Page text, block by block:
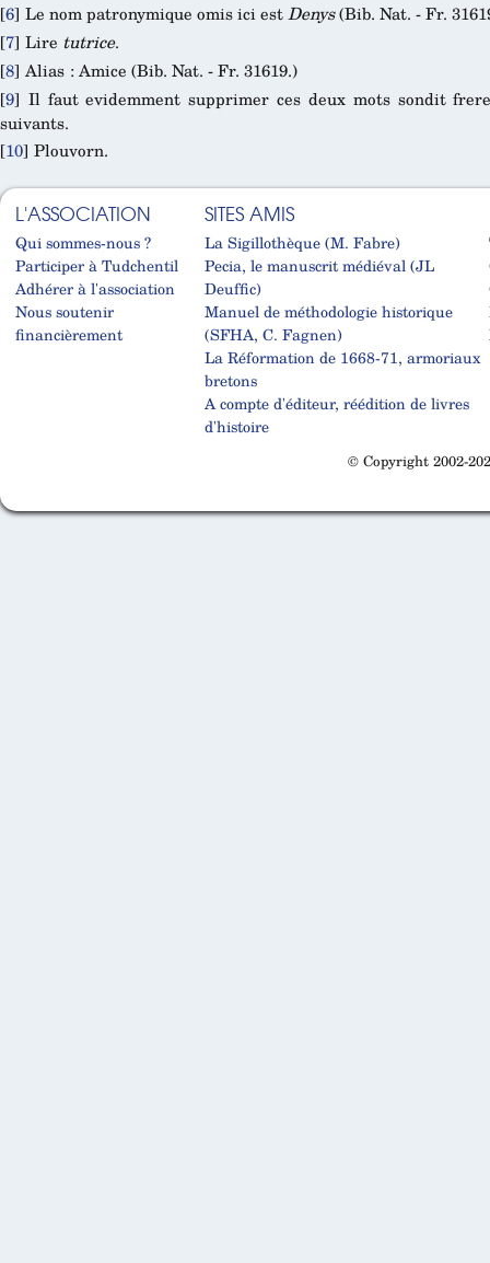
[6] Le nom patronymique omis ici estDenys(Bib. Nat. - Fr.
[7] Lire tutrice.
[8] Alias : Amice (Bib. Nat. - Fr. 31619.)
[9] Il faut evidemment supprimer ces deux mots sondit
suivants.
[10] Plouvorn.
L'ASSOCIATION
Qui sommes-nous ?
Participer à Tudchentil
Adhérer à l'association
Nous soutenir
financièrement
SITES AMIS
La Sigillothèque (M. Fabre)
Pecia, le manuscrit médiéval (JL
Deuffic)
Manuel de méthodologie historique
(SFHA, C. Fagnen)
La Réformation de 1668-71, armoriaux
bretons
A compte d'éditeur, réédition de livres
d'histoire
© Copyright 2002-